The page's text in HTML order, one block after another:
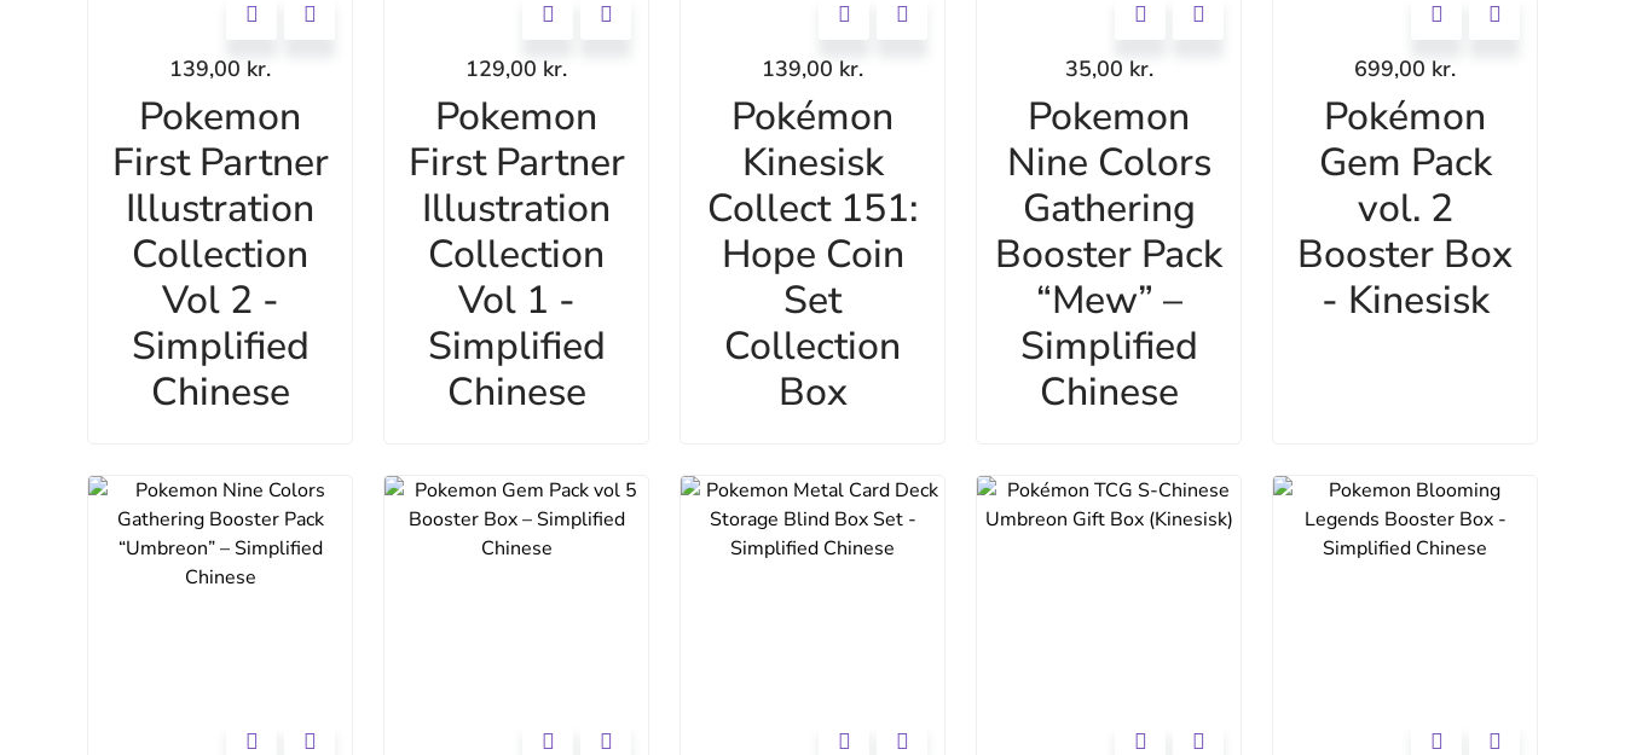
139,00 kr.
Pokemon
First Partner
Illustration
Collection
Vol 2 -
Simplified
Chinese
129,00 kr.
Pokemon
First Partner
Illustration
Collection
Vol 1 -
Simplified
Chinese
139,00 kr.
Pokémon
Kinesisk
Collect 151:
Hope Coin
Set
Collection
Box
35,00 kr.
Pokemon
Nine Colors
Gathering
Booster Pack
“Mew” –
Simplified
Chinese
699,00 kr.
Pokémon
Gem Pack
vol. 2
Booster Box
- Kinesisk